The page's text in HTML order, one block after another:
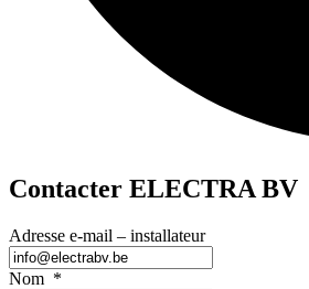
Contacter ELECTRA BV
Adresse e-mail – installateur
Nom *